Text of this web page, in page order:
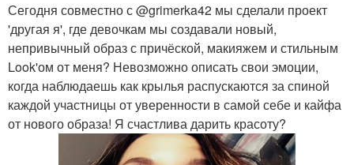
Сегодня совместно с @grimerka42 мы сделали проект
'другая я', где девочкам мы создавали новый,
непривычный образ с причёской, макияжем и стильным
Look'ом от меня? Невозможно описать свои эмоции,
когда наблюдаешь как крылья распускаются за спиной
каждой участницы от уверенности в самой себе и кайфа
от нового образа! Я счастлива дарить красоту?